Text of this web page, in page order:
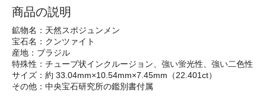
商品の説明
鉱物名：天然スポジュンメン
宝石名：クンツァイト
産地：ブラジル
特殊性：チューブ状インクルージョン、強い蛍光性、強い二色性
サイズ：約 33.04mm×10.54mm×7.45mm（22.401ct）
その他：中央宝石研究所の鑑別書付属